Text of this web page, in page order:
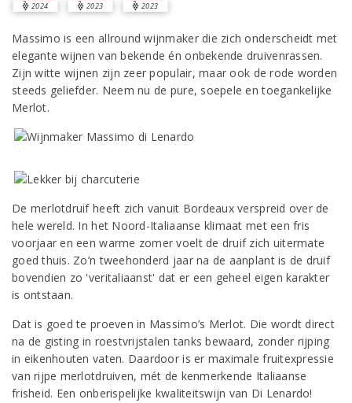
2024 2023 2023
Massimo is een allround wijnmaker die zich onderscheidt met
elegante wijnen van bekende én onbekende druivenrassen.
Zijn witte wijnen zijn zeer populair, maar ook de rode worden
steeds geliefder. Neem nu de pure, soepele en toegankelijke
Merlot.
De merlotdruif heeft zich vanuit Bordeaux verspreid over de
hele wereld. In het Noord-Italiaanse klimaat met een fris
voorjaar en een warme zomer voelt de druif zich uitermate
goed thuis. Zo’n tweehonderd jaar na de aanplant is de druif
bovendien zo 'veritaliaanst' dat er een geheel eigen karakter
is ontstaan.
Dat is goed te proeven in Massimo’s Merlot. Die wordt direct
na de gisting in roestvrijstalen tanks bewaard, zonder rijping
in eikenhouten vaten. Daardoor is er maximale fruitexpressie
van rijpe merlotdruiven, mét de kenmerkende Italiaanse
frisheid. Een onberispelijke kwaliteitswijn van Di Lenardo!